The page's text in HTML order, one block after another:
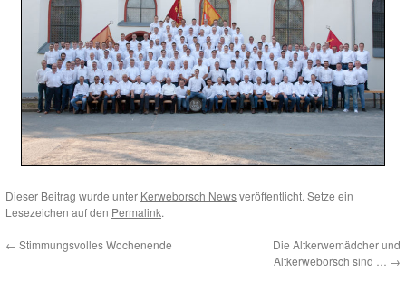
Dieser Beitrag wurde unter Kerweborsch Newsveröffentlicht. Setze ein
Lesezeichen auf den Permalink.
← Stimmungsvolles Wochenende
Die Altkerwemädcher und
Altkerweborsch sind … →